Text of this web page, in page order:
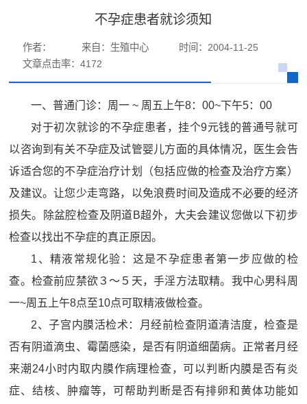
不孕症患者就诊须知
作者： 来自：生殖中心
时间：2004-11-25
文章点击率：4172
一、普通门诊：周一 ~ 周五上午8：00~下午5：00
对于初次就诊的不孕症患者，挂个9元钱的普通号就可
以咨询到有关不孕症及试管婴儿方面的具体情况，医生会告
诉适合您的不孕症治疗计划（包括应做的检查及治疗方案）
及建议。让您少走弯路，以免浪费时间及造成不必要的经济
损失。除盆腔检查及阴道B超外，大夫会建议您做以下初步
检查以找出不孕症的真正原因。
1、精液常规化验：这是不孕症患者第一步应做的检
查。检查前应禁欲３～５天，手淫方法取精。我中心男科周
一~周五上午8点至10点可取精液做检查。
2、子宫内膜活检术：月经前检查阴道清洁度，检查是
否有阴道滴虫、霉菌感染，是否有阴道细菌病。正常者月经
来潮24小时内取内膜作病理检查，可以判断内膜是否有炎
症、结核、肿瘤等，可帮助判断是否有排卵和黄体功能如